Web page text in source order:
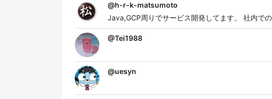
@h-r-k-matsumoto
Java,GCP周りでサービス開発してます。 社内で
@Tei1988
@uesyn